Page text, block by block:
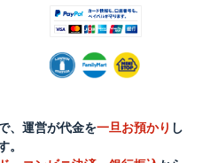
、運営が代金を一旦お預かり し
。